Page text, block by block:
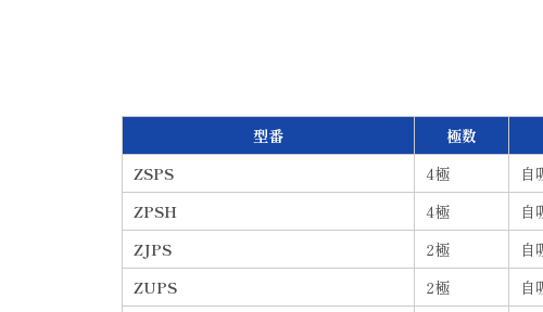
型番 極数
ZSPS
4極 自
ZPSH
4極 自
ZJPS
2極 自
ZUPS
2極 自